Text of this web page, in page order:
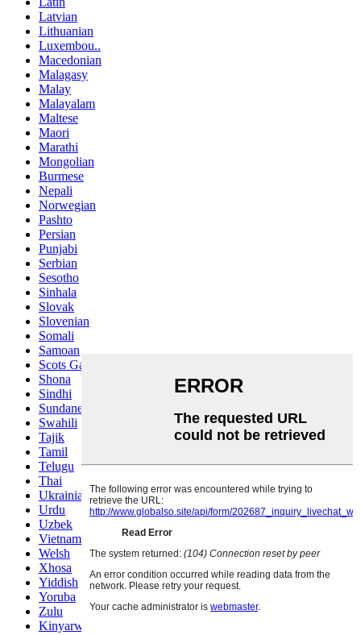
Latvian
Lithuanian
Luxembou..
Macedonian
Malagasy
Malay
Malayalam
Maltese
Maori
Marathi
Mongolian
Burmese
Nepali
Norwegian
Pashto
Persian
Punjabi
Serbian
Sesotho
Sinhala
Slovak
Slovenian
Somali
Samoan
Scots Gaelic
Shona
Sindhi
Sundanese
Swahili
Tajik
Tamil
Telugu
Thai
Ukrainian
Urdu
Uzbek
Vietnamese
Welsh
Xhosa
Yiddish
Yoruba
Zulu
Kinyarwanda